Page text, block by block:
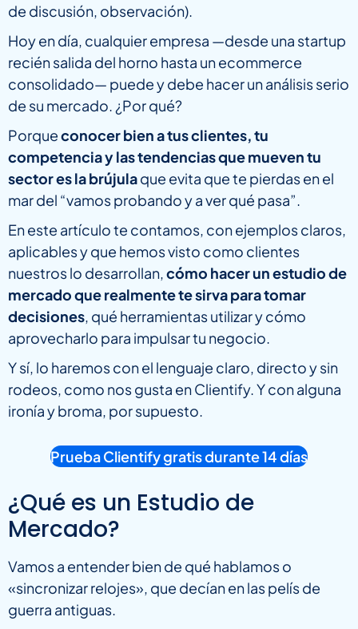
de discusión, observación).
Hoy en día, cualquier empresa —desde una startup
recién salida del horno hasta un ecommerce
consolidado— puede y debe hacer un análisis serio
de su mercado. ¿Por qué?
Porqueconocer bien a tus clientes, tu
competencia y las tendencias que mueven tu
sector es la brújulaque evita que te pierdas en el
mar del “vamos probando y a ver qué pasa”.
En este artículo te contamos, con ejemplos claros,
aplicables y que hemos visto como clientes
nuestros lo desarrollan,cómo hacer un estudio de
mercado que realmente te sirva para tomar
decisiones, qué herramientas utilizar y cómo
aprovecharlo para impulsar tu negocio.
Y sí, lo haremos con el lenguaje claro, directo y sin
rodeos, como nos gusta en Clientify. Y con alguna
ironía y broma, por supuesto.
Prueba Clientify gratis durante 14 días
¿Qué es un Estudio de
Mercado?
Vamos a entender bien de qué hablamos o
«sincronizar relojes», que decían en las pelís de
guerra antiguas.